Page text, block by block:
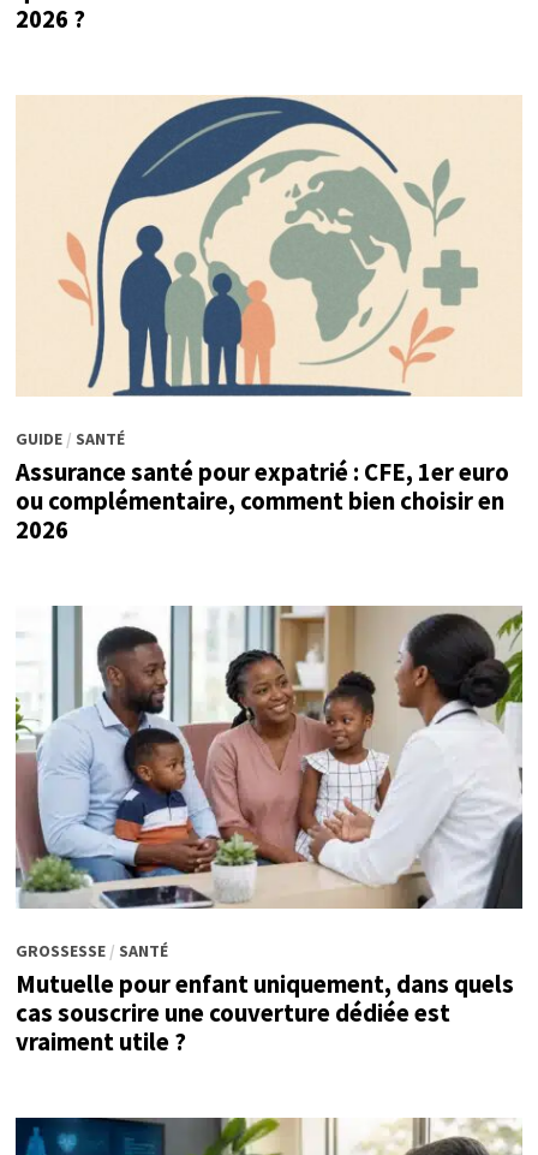
2026 ?
GUIDE/ SANTÉ
Assurance santé pour expatrié : CFE, 1er euro
ou complémentaire, comment bien choisir en
2026
GROSSESSE/ SANTÉ
Mutuelle pour enfant uniquement, dans quels
cas souscrire une couverture dédiée est
vraiment utile ?